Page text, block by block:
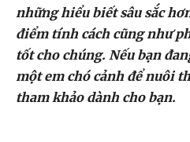
những hiểu biết sâu sắc
điểm tính cách cũng như
tốt cho chúng. Nếu bạn
một em chó cảnh để nuôi
tham khảo dành cho bạn.